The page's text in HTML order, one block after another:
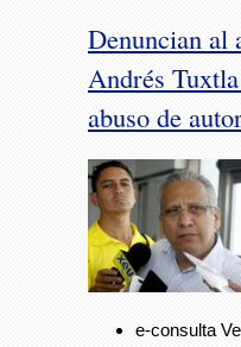
Denuncian al
Andrés
abuso de
e-consulta